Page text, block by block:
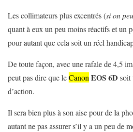
Les collimateurs plus excentrés (si on
quant à eux un peu moins réactifs et un
pour autant que cela soit un réel
De toute façon, avec une rafale de 4,5
peut pas dire que leCanon EOS 6D soit
d’action.
Il sera bien plus à son aise pour de la
autant ne pas assurer s’il y a un peu de